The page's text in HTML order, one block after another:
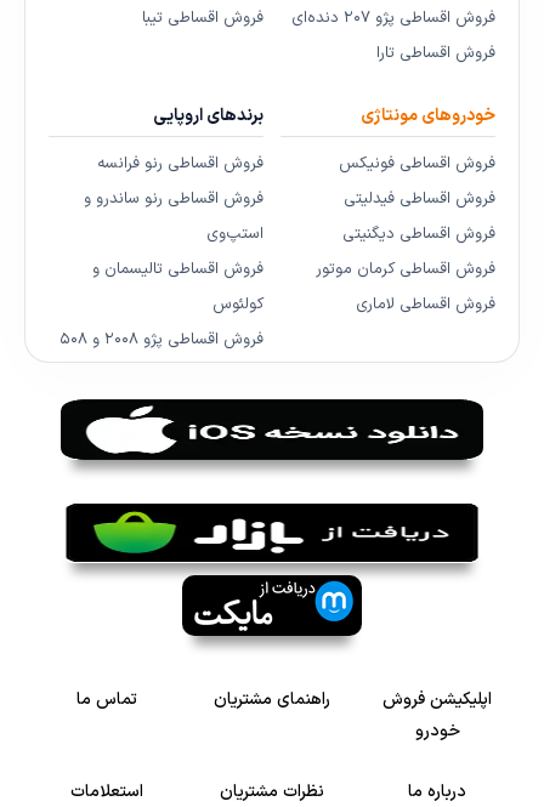
فروش اقساطی پژو ۲۰۷ دنده‌ای
فروش اقساطی تارا
فروش اقساطی تیبا
خودروهای مونتاژی
فروش اقساطی فونیکس
فروش اقساطی فیدلیتی
فروش اقساطی دیگنیتی
فروش اقساطی کرمان موتور
فروش اقساطی لاماری
برندهای اروپایی
فروش اقساطی رنو فرانسه
فروش اقساطی رنو ساندرو و
استپ‌وی
فروش اقساطی تالیسمان و
کولئوس
فروش اقساطی پژو ۲۰۰۸ و ۵۰۸
اپلیکیشن فروش
خودرو
راهنمای مشتریان تماس ما
درباره ما نظرات مشتریان استعلامات